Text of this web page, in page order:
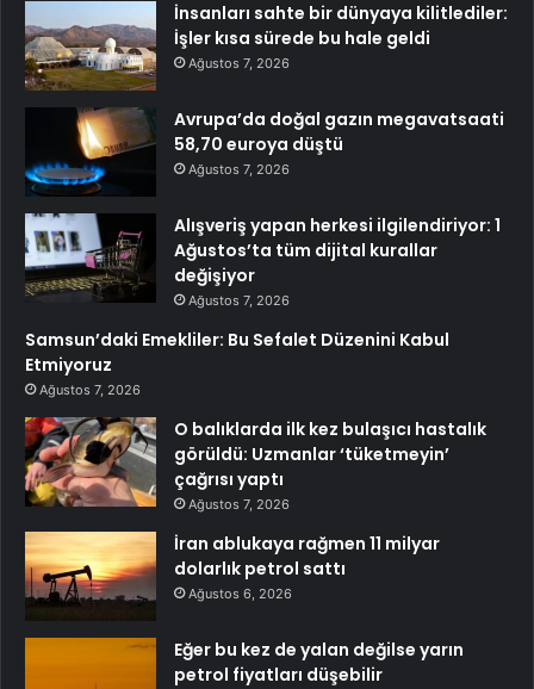
İnsanları sahte bir dünyaya kilitlediler:
İşler kısa sürede bu hale geldi
Ağustos 7, 2026
Avrupa’da doğal gazın megavatsaati
58,70 euroya düştü
Ağustos 7, 2026
Alışveriş yapan herkesi ilgilendiriyor: 1
Ağustos’ta tüm dijital kurallar
değişiyor
Ağustos 7, 2026
Samsun’daki Emekliler: Bu Sefalet Düzenini Kabul
Etmiyoruz
Ağustos 7, 2026
O balıklarda ilk kez bulaşıcı hastalık
görüldü: Uzmanlar ‘tüketmeyin’
çağrısı yaptı
Ağustos 7, 2026
İran ablukaya rağmen 11 milyar
dolarlık petrol sattı
Ağustos 6, 2026
Eğer bu kez de yalan değilse yarın
petrol fiyatları düşebilir